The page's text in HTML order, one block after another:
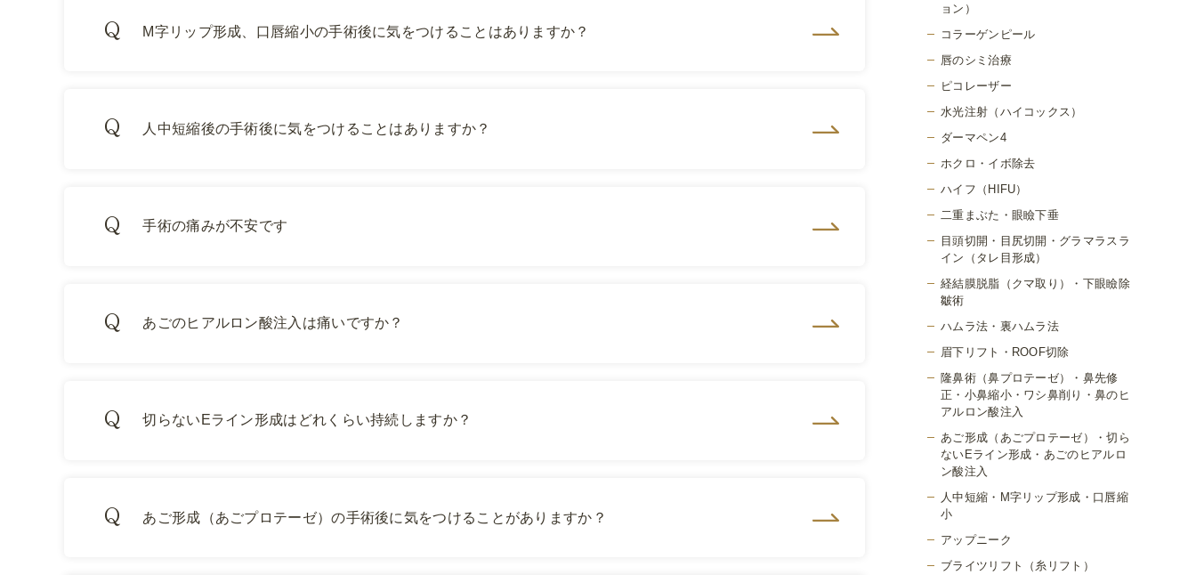
M字リップ形成、口唇縮小の手術後に気をつけることはありますか？
人中短縮後の手術後に気をつけることはありますか？
手術の痛みが不安です
あごのヒアルロン酸注入は痛いですか？
切らないEライン形成はどれくらい持続しますか？
あご形成（あごプロテーゼ）の手術後に気をつけることがありますか？
ョン）
コラーゲンピール
唇のシミ治療
ピコレーザー
水光注射（ハイコックス）
ダーマペン4
ホクロ・イボ除去
ハイフ（HIFU）
二重まぶた・眼瞼下垂
目頭切開・目尻切開・グラマラスラ
イン（タレ目形成）
経結膜脱脂（クマ取り）・下眼瞼除
皺術
ハムラ法・裏ハムラ法
眉下リフト・ROOF切除
隆鼻術（鼻プロテーゼ）・鼻先修
正・小鼻縮小・ワシ鼻削り・鼻のヒ
アルロン酸注入
あご形成（あごプロテーゼ）・切ら
ないEライン形成・あごのヒアルロ
ン酸注入
人中短縮・M字リップ形成・口唇縮
小
アップニーク
ブライツリフト（糸リフト）